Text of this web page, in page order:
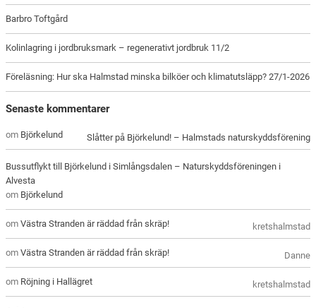
Barbro Toftgård
Kolinlagring i jordbruksmark – regenerativt jordbruk 11/2
Föreläsning: Hur ska Halmstad minska bilköer och klimatutsläpp? 27/1-2026
Senaste kommentarer
Slåtter på Björkelund! – Halmstads naturskyddsförening
om Björkelund
Bussutflykt till Björkelund i Simlångsdalen – Naturskyddsföreningen i
Alvesta
om Björkelund
kretshalmstad
omVästra Stranden är räddad från skräp!
Danne
omVästra Stranden är räddad från skräp!
kretshalmstad
om Röjning i Hallägret